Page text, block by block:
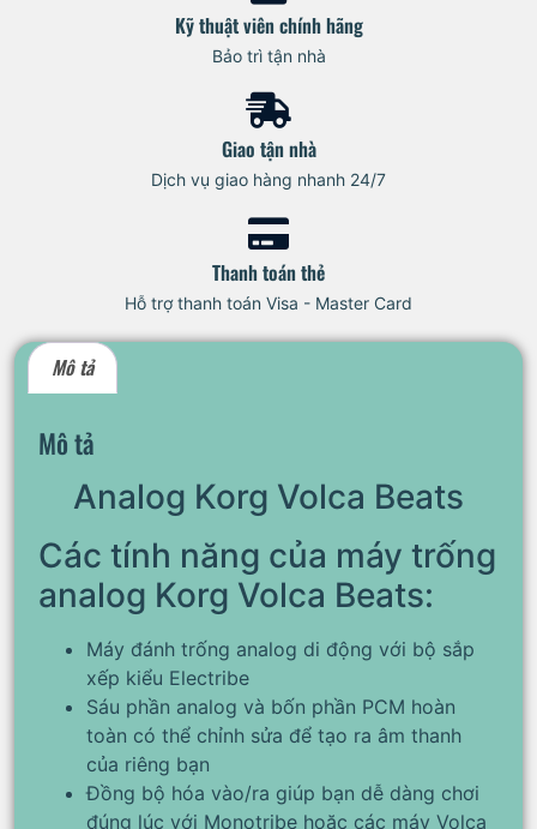
Kỹ thuật viên chính hãng
Bảo trì tận nhà
Giao tận nhà
Dịch vụ giao hàng nhanh 24/7
Thanh toán thẻ
Hỗ trợ thanh toán Visa - Master Card
Mô tả
Mô tả
Analog Korg Volca Beats
Các tính năng của máy trống
analog Korg Volca Beats:
Máy đánh trống analog di động với bộ sắp
xếp kiểu Electribe
Sáu phần analog và bốn phần PCM hoàn
toàn có thể chỉnh sửa để tạo ra âm thanh
của riêng bạn
Đồng bộ hóa vào/ra giúp bạn dễ dàng chơi
đúng lúc với Monotribe hoặc các máy Volca